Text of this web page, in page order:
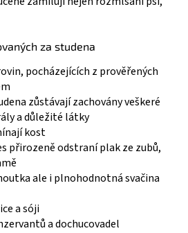
za studena
pocházejících z prověřených
zůstávají zachovány veškeré
a důležité látky
kost
přirozeně odstraní plak ze zubů,
ale i plnohodnotná svačina
a sóji
a dochucovadel